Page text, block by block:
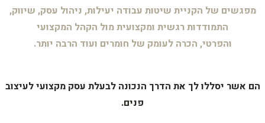
מפגשים של הקניית שיטות עבודה יעילות, ניהול עסק, שיווק,
התמודדותרגשית ומקצועית מול הקהל המקצועי
והפרטי, הכרה לעומק של חומרים ועוד הרבה יותר.
הם אשר יסללו לך את הדרך הנכונה לבעלת עסק מקצועי לעיצוב
פנים.